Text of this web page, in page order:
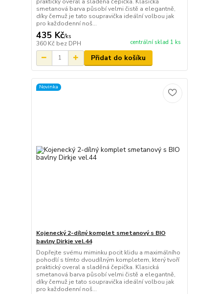
smetanová barva působí velmi čistě a elegantně,
díky čemuž je tato soupravička ideální volbou jak
pro každodenní noš...
435 Kč/ks
360 Kč bez DPH centrální sklad 1 ks
Přidat do košíku
Novinka
Kojenecký 2-dílný komplet smetanový s BIO
bavlny Dirkje vel.44
Dopřejte svému miminku pocit klidu a maximálního
pohodlí s tímto dvoudílným kompletem, který tvoří
praktický overal a sladěná čepička. Klasická
smetanová barva působí velmi čistě a elegantně,
díky čemuž je tato soupravička ideální volbou jak
pro každodenní noš...